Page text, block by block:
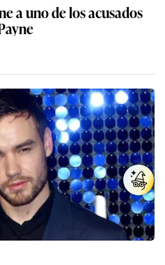
a uno de los acusados